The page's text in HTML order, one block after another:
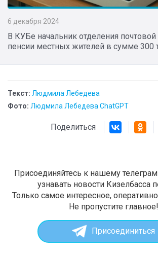
6 декабря 2024
В КУБе начальник отделения почтовой
пенсии местных жителей в сумме 300
Текст: Людмила Лебедева
Фото: Людмила Лебедева ChatGPT
Поделиться
Присоединяйтесь к нашему
узнавать новости Кизелбасса
Только самое интересное,
Не пропустите главное!
Присоединиться